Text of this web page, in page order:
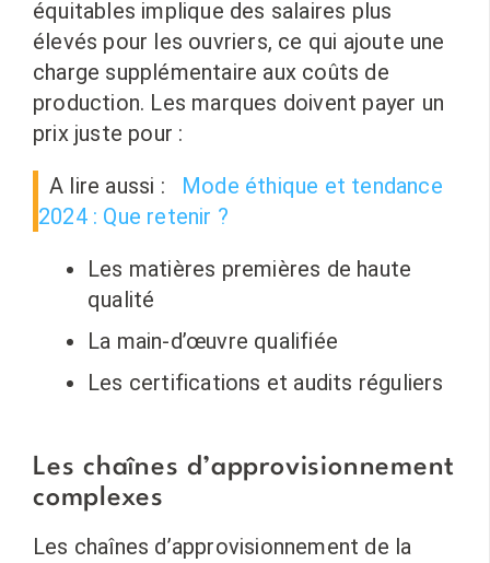
équitables implique des salaires plus
élevés pour les ouvriers, ce qui ajoute une
charge supplémentaire aux coûts de
production. Les marques doivent payer un
prix juste pour :
A lire aussi :
Mode éthique et tendance
2024 : Que retenir ?
Les matières premières de haute
qualité
La main-d’œuvre qualifiée
Les certifications et audits réguliers
Les chaînes d’approvisionnement
complexes
Les chaînes d’approvisionnement de la